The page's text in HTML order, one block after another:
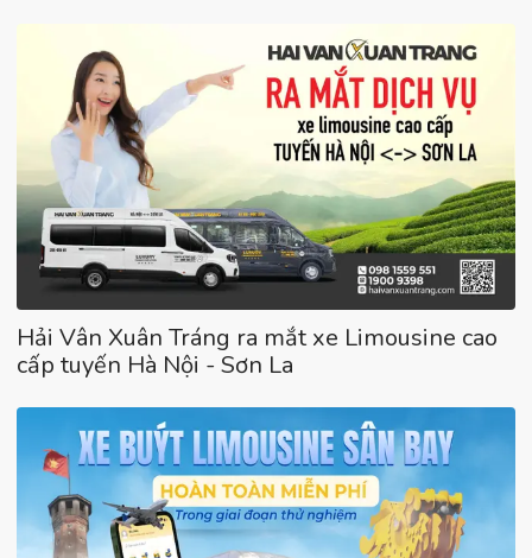
Hải Vân Xuân Tráng ra mắt xe Limousine cao
cấp tuyến Hà Nội - Sơn La